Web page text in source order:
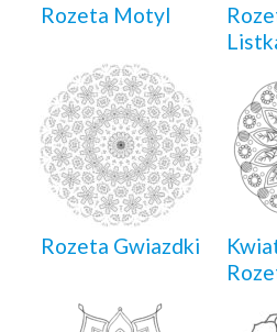
Rozeta Motyl
Rozeta Gwiazdki